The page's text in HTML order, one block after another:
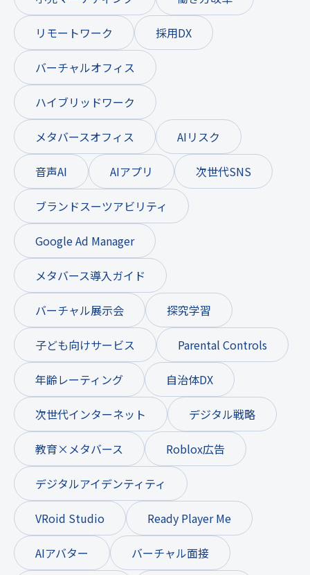
リモートワーク 採用DX
バーチャルオフィス
ハイブリッドワーク
メタバースオフィス AIリスク
音声AI AIアプリ 次世代SNS
ブランドスーツアビリティ
Google Ad Manager
メタバース導入ガイド
バーチャル展示会 探究学習
子ども向けサービス Parental Controls
年齢レーティング 自治体DX
次世代インターネット デジタル戦略
教育×メタバース Roblox広告
デジタルアイデンティティ
VRoid Studio Ready Player Me
AIアバター バーチャル面接